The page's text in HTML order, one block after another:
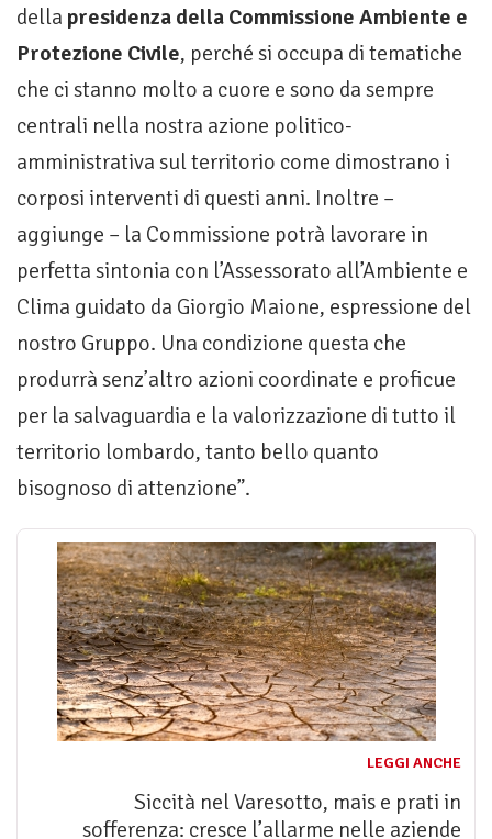
della presidenza della Commissione Ambiente e
Protezione Civile, perché si occupa di tematiche
che ci stanno molto a cuore e sono da sempre
centrali nella nostra azione politico-
amministrativa sul territorio come dimostrano i
corposi interventi di questi anni. Inoltre –
aggiunge – la Commissione potrà lavorare in
perfetta sintonia con l’Assessorato all’Ambiente e
Clima guidato da Giorgio Maione, espressione del
nostro Gruppo. Una condizione questa che
produrrà senz’altro azioni coordinate e proficue
per la salvaguardia e la valorizzazione di tutto il
territorio lombardo, tanto bello quanto
bisognoso di attenzione”.
LEGGI ANCHE
Siccità nel Varesotto, mais e prati in
sofferenza: cresce l’allarme nelle aziende